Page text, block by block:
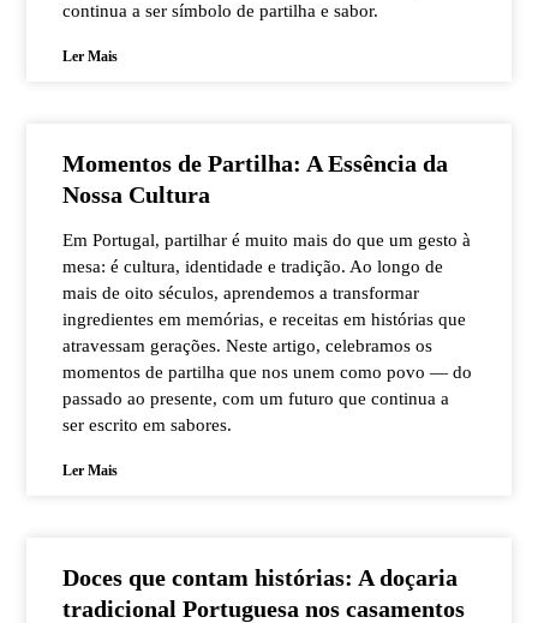
continua a ser símbolo de partilha e sabor.
Ler Mais
Momentos de Partilha: A Essência da
Nossa Cultura
Em Portugal, partilhar é muito mais do que um gesto à
mesa: é cultura, identidade e tradição. Ao longo de
mais de oito séculos, aprendemos a transformar
ingredientes em memórias, e receitas em histórias que
atravessam gerações. Neste artigo, celebramos os
momentos de partilha que nos unem como povo — do
passado ao presente, com um futuro que continua a
ser escrito em sabores.
Ler Mais
Doces que contam histórias: A doçaria
tradicional Portuguesa nos casamentos